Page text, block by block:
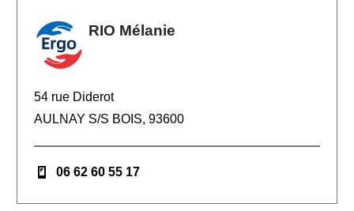
RIO Mélanie
54 rue Diderot
AULNAY S/S BOIS, 93600
06 62 60 55 17